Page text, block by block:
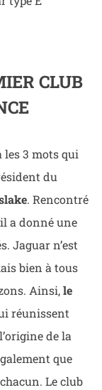
CLUB
les 3 mots qui
du
. Rencontré
a donné une
Jaguar n’est
bien à tous
Ainsi,le
réunissent
de la
que
Le club